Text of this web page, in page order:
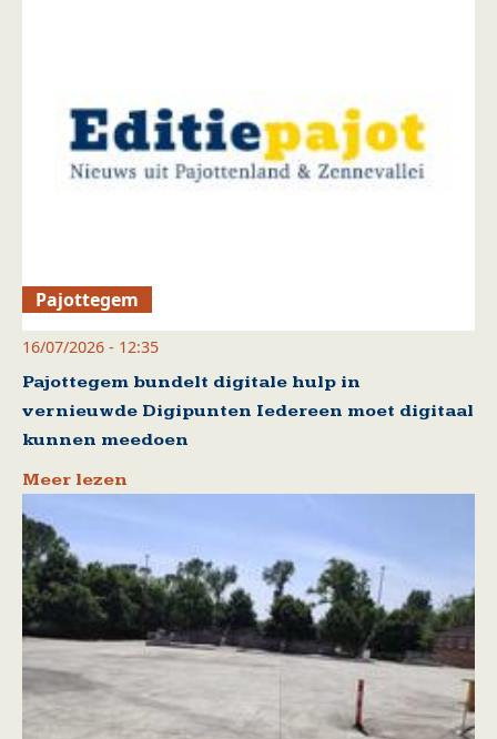
Pajottegem
16/07/2026 - 12:35
Pajottegem bundelt digitale hulp in
vernieuwde Digipunten Iedereen moet digitaal
kunnen meedoen
Meer lezen